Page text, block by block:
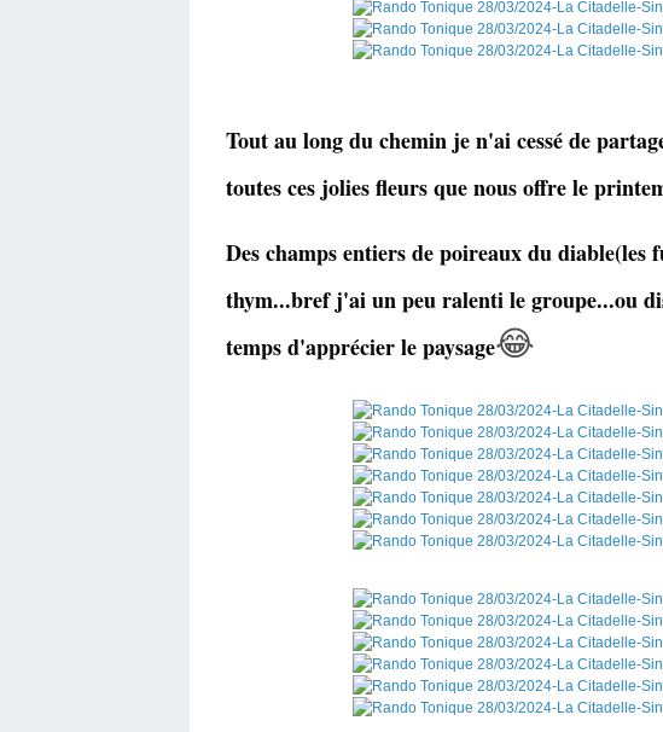
Tout au long du chemin je n'ai cessé de
toutes ces jolies fleurs que nous offre le
Des champs entiers de poireaux du diable(les
thym...bref j'ai un peu ralenti le groupe...ou
temps d'apprécier le paysage😂